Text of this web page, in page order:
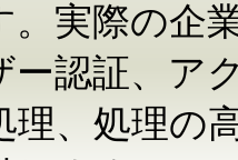
。実際の企
ー認証、ア
理、処理の